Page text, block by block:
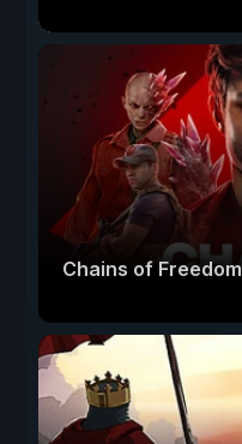
Chains of Freedom